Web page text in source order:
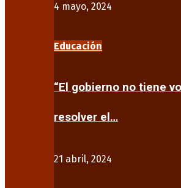
4 mayo, 2024
Educación
“El gobierno no tiene
resolver el…
21 abril, 2024